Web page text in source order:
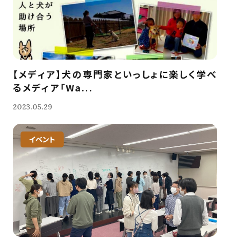
【メディア】犬の専門家といっしょに楽しく学べ
るメディア「Wa...
2023.05.29
イベント